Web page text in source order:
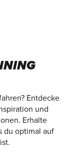
Entdecke
und
Erhalte
du optimal auf